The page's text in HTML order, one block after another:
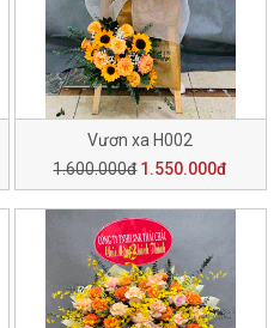
Vươn xa H002
1.600.000đ 1.550.000đ